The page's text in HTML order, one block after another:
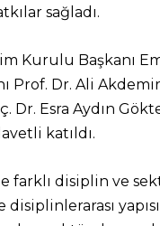
sağladı.
Kurulu Başkanı
Prof. Dr. Ali
Dr. Esra Aydın
katıldı.
farklı disiplin ve
disiplinlerarası